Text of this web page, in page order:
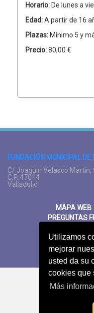
Utilizamos
mejorar
usted da su
cookies que
Más
Horario: De lunes a
Edad:A partir de 16
Plazas: Mínimo 5 y
Precio:80,00 €
FUNDACIÓN MUNICIPAL DE
C/ Joaquin Velasco Martin,
C.P. 47014
Valladolid
MAPA WEB
PREGUNTAS